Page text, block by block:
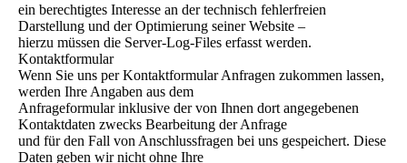
ein berechtigtes Interesse an der technisch fehlerfreien
Darstellung und der Optimierung seiner Website –
hierzu müssen die Server-Log-Files erfasst werden.
Kontaktformular
Wenn Sie uns per Kontaktformular Anfragen zukommen lassen,
werden Ihre Angaben aus dem
Anfrageformular inklusive der von Ihnen dort angegebenen
Kontaktdaten zwecks Bearbeitung der Anfrage
und für den Fall von Anschlussfragen bei uns gespeichert. Diese
Daten geben wir nicht ohne Ihre